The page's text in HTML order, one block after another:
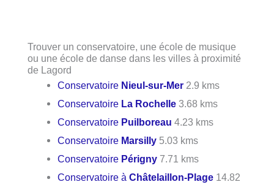
Trouver un conservatoire, une école de musique
ou une école de danse dans les villes à proximité
de Lagord
Conservatoire Nieul-sur-Mer 2.9 kms
Conservatoire La Rochelle 3.68 kms
Conservatoire Puilboreau 4.23 kms
Conservatoire Marsilly 5.03 kms
Conservatoire Périgny 7.71 kms
Conservatoire àChâtelaillon-Plage 14.82